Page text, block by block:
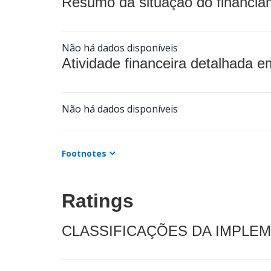
Não há dados disponíveis
Atividade financeira detalhada
Não há dados disponíveis
Footnotes
Ratings
CLASSIFICAÇÕES DA